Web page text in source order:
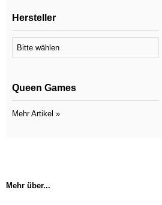
Hersteller
Queen Games
Mehr Artikel »
Mehr über...